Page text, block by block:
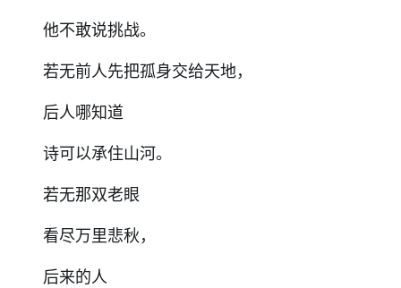
他不敢说挑战。
若无前人先把孤身交给天地，
后人哪知道
诗可以承住山河。
若无那双老眼
看尽万里悲秋，
后来的人